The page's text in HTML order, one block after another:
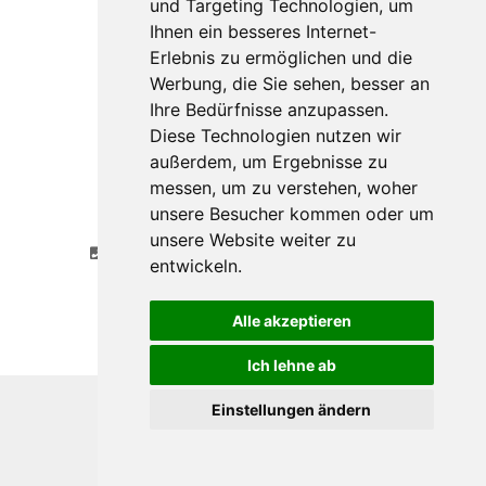
und Targeting Technologien, um
Ihnen ein besseres Internet-
Erlebnis zu ermöglichen und die
Werbung, die Sie sehen, besser an
Ihre Bedürfnisse anzupassen.
Diese Technologien nutzen wir
außerdem, um Ergebnisse zu
messen, um zu verstehen, woher
unsere Besucher kommen oder um
unsere Website weiter zu
entwickeln.
Alle akzeptieren
Ich lehne ab
Einstellungen ändern
Gasthaus Überfuhr
Überfuhrstr. 2
A - 5061 Elsbethen
Datenschutzerklärung
• Impressum